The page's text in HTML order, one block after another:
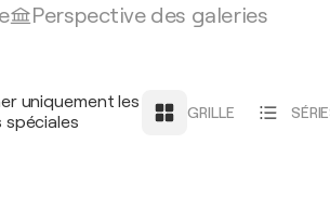
Perspective des galeries
uniquement les
GRILLE